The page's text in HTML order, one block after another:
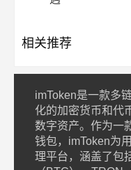
相关推荐
imToken是一款多
化的加密货币和代
数字资产。作为一
钱包，imToken为
理平台，涵盖了包